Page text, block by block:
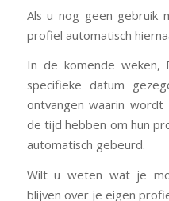
Als u nog geen gebruik
profiel automatisch
In de komende weken,
specifieke datum
ontvangen waarin
de tijd hebben om hun
automatisch gebeurd.
Wilt u weten wat je
blijven over je eigen